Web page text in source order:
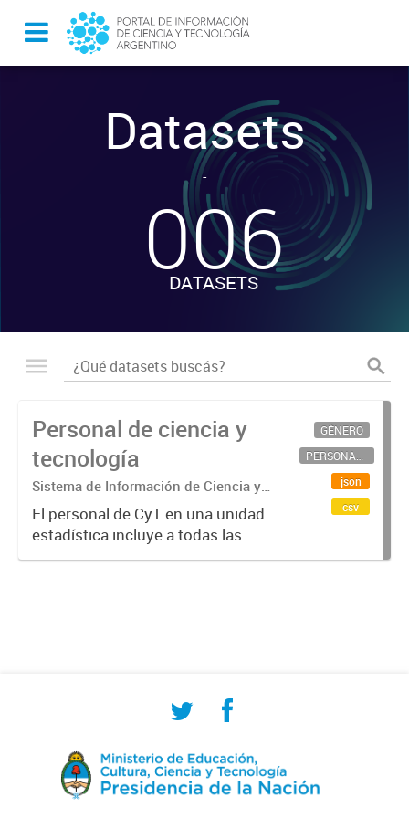
Datasets
-
006
DATASETS
Personal de ciencia y
tecnología
Sistema de Información de Ciencia y
Tecnología Argentino (SICYTAR)
El personal de CyT en una unidad
estadística incluye a todas las
personas involucradas
GÉNERO
PERSONAL CIENTÍFICO-TECNOLÓGICO
json
csv